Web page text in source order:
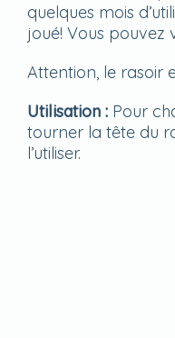
quelques mois
joué! Vous pouvez
Attention, le rasoir
Utilisation : Pour
tourner la tête du
l’utiliser.